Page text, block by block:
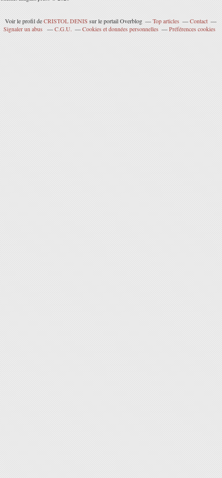
Voir le profil deCRISTOL DENIS sur le portail Overblog Top articles
Contact
Signaler un abus
C.G.U. Cookies et données personnelles Préférences cookies